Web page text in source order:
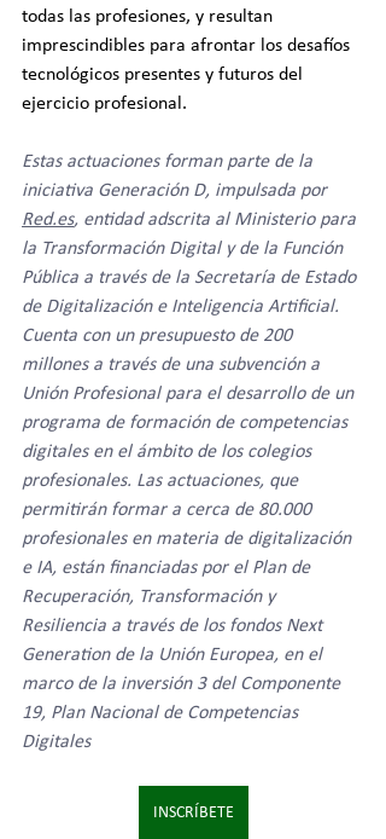
todas las profesiones, y resultan
imprescindibles para afrontar los desafíos
tecnológicos presentes y futuros del
ejercicio profesional.
Estas actuaciones forman parte de la
iniciativa Generación D, impulsada por
Red.es, entidad adscrita al Ministerio para
la Transformación Digital y de la Función
Pública a través de la Secretaría de Estado
de Digitalización e Inteligencia Artificial.
Cuenta con un presupuesto de 200
millones a través de una subvención a
Unión Profesional para el desarrollo de un
programa de formación de competencias
digitales en el ámbito de los colegios
profesionales. Las actuaciones, que
permitirán formar a cerca de 80.000
profesionales en materia de digitalización
e IA, están financiadas por el Plan de
Recuperación, Transformación y
Resiliencia a través de los fondos Next
Generation de la Unión Europea, en el
marco de la inversión 3 del Componente
19, Plan Nacional de Competencias
Digitales
INSCRÍBETE